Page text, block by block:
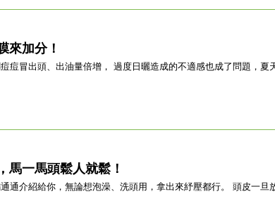
來加分！
痘冒出頭、出油量倍增， 過度日曬造成的不適感也成了問題，夏
馬一馬頭鬆人就鬆！
通介紹給你，無論想泡澡、洗頭用，拿出來紓壓都行。 頭皮一旦